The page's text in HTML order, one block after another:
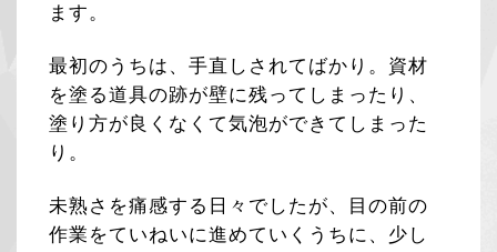
ます。
最初のうちは、手直しされてばかり。資材
を塗る道具の跡が壁に残ってしまったり、
塗り方が良くなくて気泡ができてしまった
り。
未熟さを痛感する日々でしたが、目の前の
作業をていねいに進めていくうちに、少し